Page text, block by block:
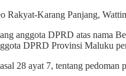
Rakyat-Karang Panjang,
anggota DPRD atas nama
DPRD Provinsi Maluku
28 ayat 7, tentang